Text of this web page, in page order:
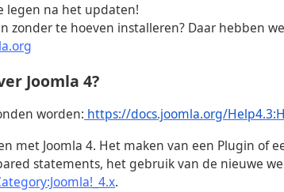
legen na het updaten!
zonder te hoeven installeren? Daar hebben
Joomla 4?
worden: https://docs.joomla.org/
met Joomla 4. Het maken van een Plugin of
statements, het gebruik van de nieuwe
.